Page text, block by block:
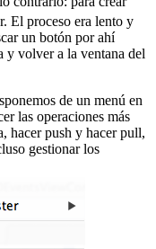
El proceso era lento y
un botón por ahí
y volver a la ventana del
de un menú en
las operaciones más
hacer push y hacer pull,
gestionar los